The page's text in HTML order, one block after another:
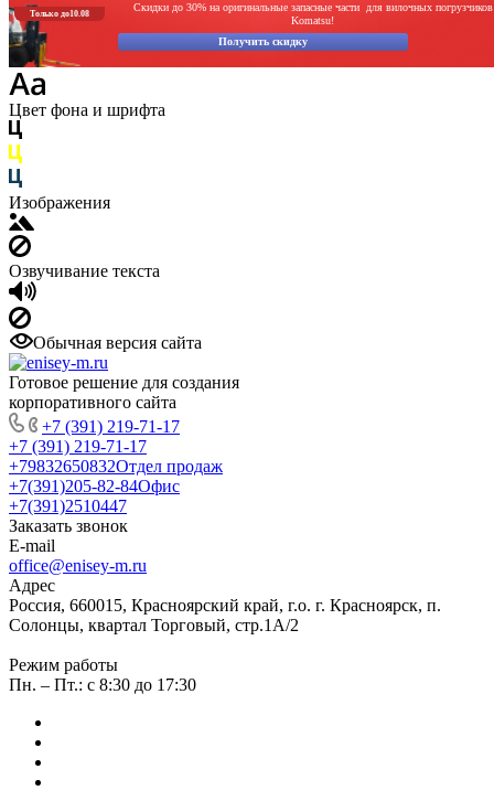
Только до10.08
Скидки до 30% на оригинальные запасные части для вилочных погрузчиков
Komatsu!
Получить скидку
Размер шрифта
Цвет фона и шрифта
Изображения
Озвучивание текста
Обычная версия сайта
Готовое решение для создания
корпоративного сайта
+7 (391) 219-71-17
+7 (391) 219-71-17
+79832650832Отдел продаж
+7(391)205-82-84Офис
+7(391)2510447
Заказать звонок
E-mail
office@enisey-m.ru
Адрес
Россия, 660015, Красноярский край, г.о. г. Красноярск, п.
Солонцы, квартал Торговый, стр.1А/2
Режим работы
Пн. – Пт.: c 8:30 до 17:30